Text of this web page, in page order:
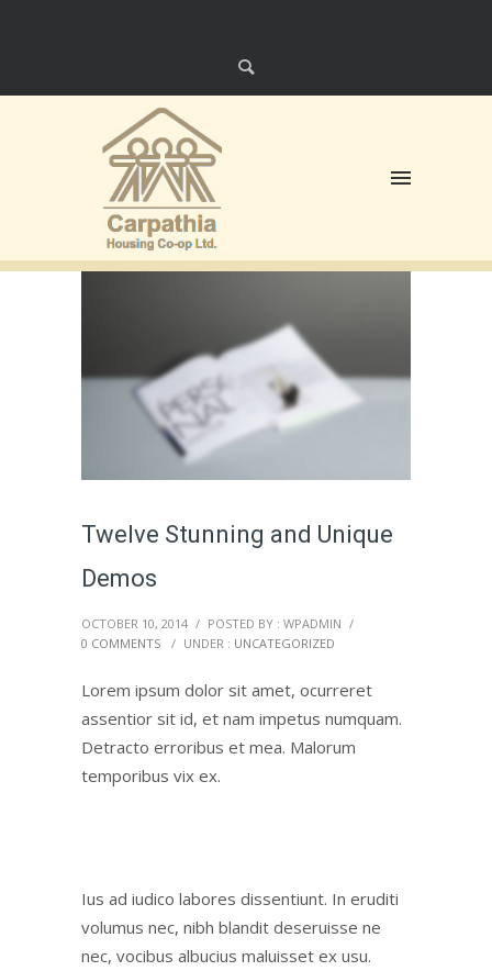
Twelve Stunning and Unique
Demos
OCTOBER 10, 2014 / POSTED BY : WPADMIN /
0 COMMENTS
/ UNDER : UNCATEGORIZED
Lorem ipsum dolor sit amet, ocurreret
assentior sit id, et nam impetus numquam.
Detracto erroribus et mea. Malorum
temporibus vix ex.
Ius ad iudico labores dissentiunt. In eruditi
volumus nec, nibh blandit deseruisse ne
nec, vocibus albucius maluisset ex usu.